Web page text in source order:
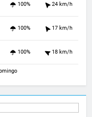
100% 24 km/h
100% 17 km/h
100% 18 km/h